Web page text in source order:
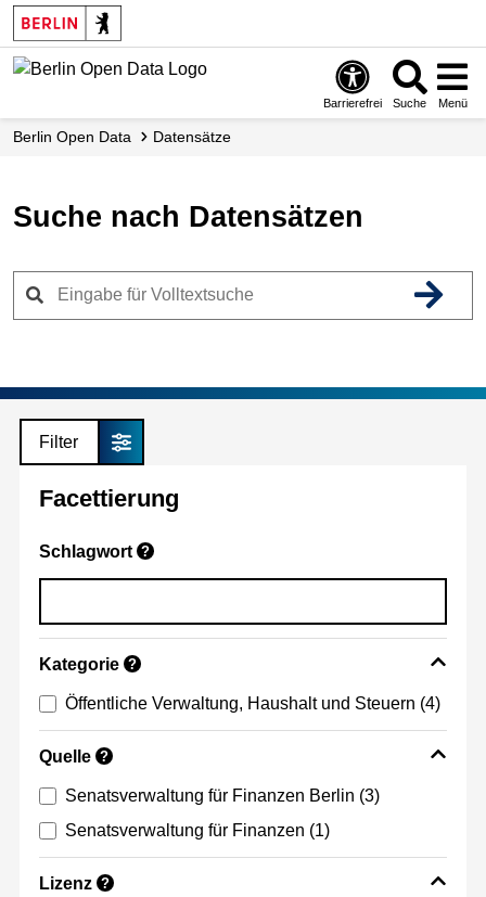
Skip
to
main
Barrierefrei Suche Menü
Berlin Open Data Datensätze
Suche nach Datensätzen
Filter
Facettierung
Schlagwort ?
Kategorie ?
Öffentliche Verwaltung, Haushalt und Steuern (4)
Quelle ?
Senatsverwaltung für Finanzen Berlin (3)
Senatsverwaltung für Finanzen (1)
Lizenz ?